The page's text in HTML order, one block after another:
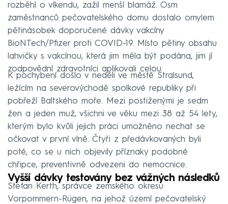
rozběhl o víkendu, zažil menší blamáž. Osm
zaměstnanců pečovatelského domu dostalo omylem
pětinásobek doporučené dávky vakcíny
BioNTech/Pfizer proti COVID-19. Místo pětiny obsahu
lahvičky s vakcínou, která jim měla být podána, jim jí
zodpovědní zdravotníci aplikovali celou.
K pochybení došlo v neděli ve městě Stralsund,
ležícím na severovýchodě spolkové republiky při
pobřeží Baltského moře. Mezi postiženými je sedm
žen a jeden muž, všichni ve věku mezi 38 až 54 lety,
kterým bylo kvůli jejich práci umožněno nechat se
očkovat v první vlně. Čtyři z předávkovaných byli
poté, co se u nich objevily příznaky podobné
chřipce, preventivně odvezeni do nemocnice.
Vyšší dávky testovány bez vážných následků
Stefan Kerth, správce zemského okresu
Vorpommern-Rügen, na jehož území pečovatelský